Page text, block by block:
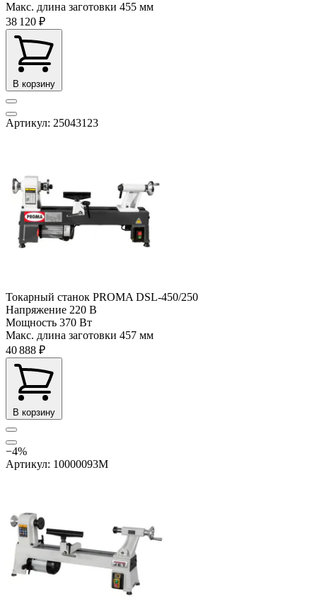
Макс. длина заготовки 455 мм
38 120 ₽
В корзину
Артикул: 25043123
Токарный станок PROMA DSL-450/250
Напряжение 220 В
Мощность 370 Вт
Макс. длина заготовки 457 мм
40 888 ₽
В корзину
−4%
Артикул: 10000093M